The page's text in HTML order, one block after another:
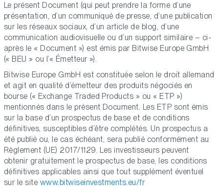
Le présent Document (qui peut prendre la forme d’une
présentation, d’un communiqué de presse, d’une publication
sur les réseaux sociaux, d’un article de blog, d’une
communication audiovisuelle ou d’un support similaire – ci-
après le « Document ») est émis par Bitwise Europe GmbH
(« BEU » ou l’« Émetteur »).
Bitwise Europe GmbH est constituée selon le droit allemand
et agit en qualité d’émetteur des produits négociés en
bourse (« Exchange Traded Products » ou « ETP »)
mentionnés dans le présent Document. Les ETP sont émis
sur la base d’un prospectus de base et de conditions
définitives, susceptibles d’être complétés. Un prospectus a
été publié ou, le cas échéant, sera publié conformément au
Règlement (UE) 2017/1129. Les investisseurs peuvent
obtenir gratuitement le prospectus de base, les conditions
définitives applicables ainsi que tout supplément éventuel
sur le site www.bitwiseinvestments.eu/fr